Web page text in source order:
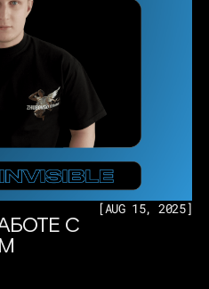
[AUG 15, 2025]
С